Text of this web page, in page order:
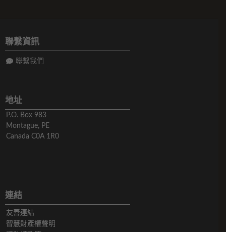
聯繫資訊
聯繫我們
地址
P.O. Box 983
Montague, PE
Canada C0A 1R0
連結
友善連結
智慧財產權聲明